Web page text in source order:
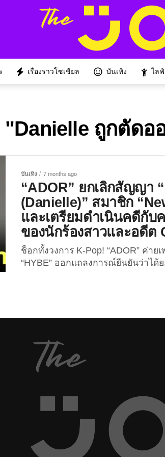
เรื่องราวโซเชียล บันเทิง ไล
ถูกตัดอ
บันเทิง 7 months ago
“ADOR” ยกเลิกสัญญา
(Danielle)” สมาชิก
และเตรียมดำเนินคดีกับ
ของนักร้องสาวและอดีต
ช็อกทั้งวงการ K-Pop! “ADOR” ค่ายเ
“HYBE” ออกแถลงการณ์ยืนยันว่าได้
ช่วงเช้าของวันนี้ โดย “ADOR”...